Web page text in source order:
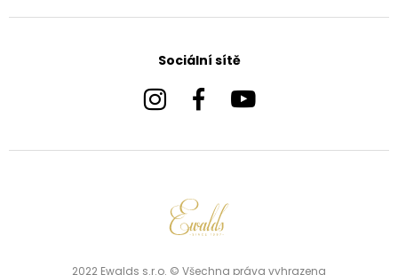
Sociální sítě
2022 Ewalds s.r.o. © Všechna práva vyhrazena